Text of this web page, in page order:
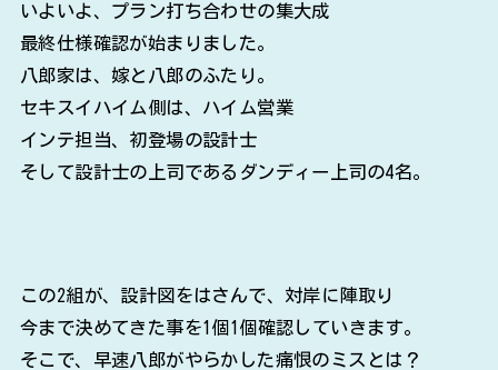
いよいよ、プラン打ち合わせの集大成
最終仕様確認が始まりました。
八郎家は、嫁と八郎のふたり。
セキスイハイム側は、ハイム営業
インテ担当、初登場の設計士
そして設計士の上司であるダンディー上司の4名。
この2組が、設計図をはさんで、対岸に陣取り
今まで決めてきた事を1個1個確認していきます。
そこで、早速八郎がやらかした痛恨のミスとは？